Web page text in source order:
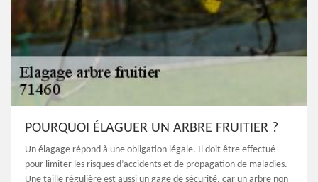
POURQUOI ÉLAGUER UN ARBRE FRUITIER ?
Un élagage répond à une obligation légale. Il doit être effectué
pour limiter les risques d’accidents et de propagation de maladies.
Une taille régulière est aussi un gage de sécurité, car un arbre non